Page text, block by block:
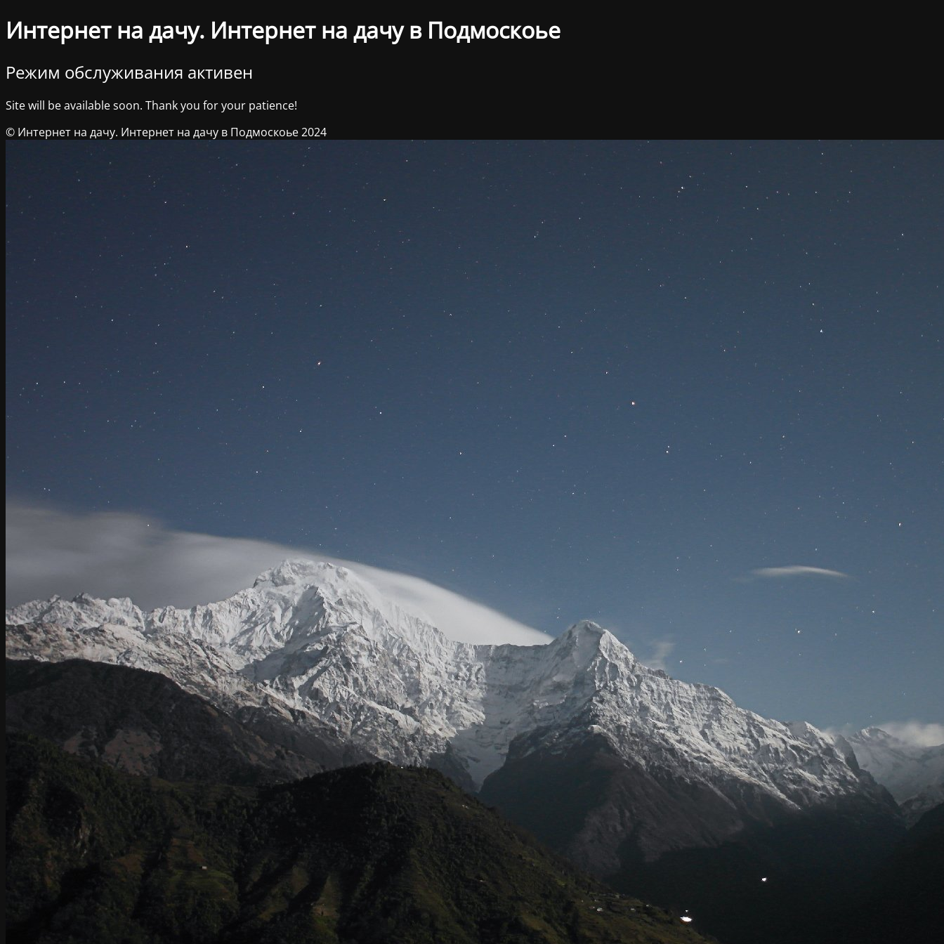
Интернет на дачу. Интернет на дачу в Подмоскоье
Режим обслуживания активен
Site will be available soon. Thank you for your patience!
© Интернет на дачу. Интернет на дачу в Подмоскоье 2024